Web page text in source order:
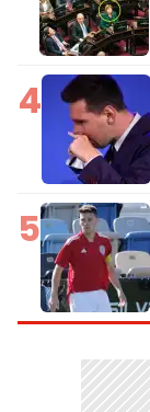
4
5